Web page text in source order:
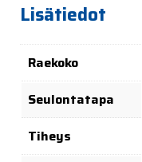
Lisätiedot
Raekoko
Seulontatapa
Tiheys